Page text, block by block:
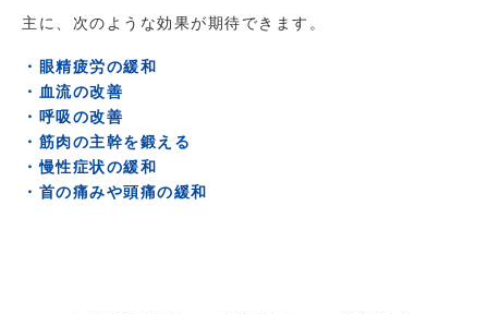
主に、次のような効果が期待できます。
・眼精疲労の緩和
・血流の改善
・呼吸の改善
・筋肉の主幹を鍛える
・慢性症状の緩和
・首の痛みや頭痛の緩和